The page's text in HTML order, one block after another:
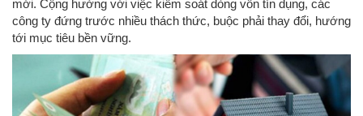
mới. Cộng hưởng với việc kiểm soát dòng vốn tín dụng, các
công ty đứng trước nhiều thách thức, buộc phải thay đổi, hướng
tới mục tiêu bền vững.